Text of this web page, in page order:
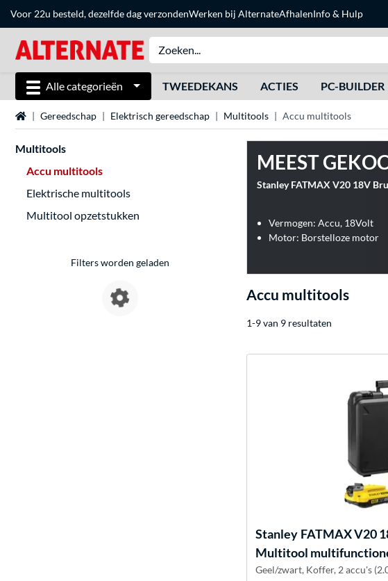
Voor 22u besteld, dezelfde dag verzondenWerken bij AlternateAfhalenInfo & Hulp
Alle categorieën TWEEDEKANS ACTIES PC-BUILDER
HomeGereedschap Elektrisch gereedschap Multitools Accu multitools
Multitools
Accu multitools
Elektrische multitools
Multitool opzetstukken
Filters worden geladen
MEEST
Vermogen: Accu, 18Volt
Motor: Borstelloze motor
Accu multitools
1-9 van 9 resultaten
Stanley FATMAX V20
Multitool
Geel/zwart, Koffer, 2 accu's